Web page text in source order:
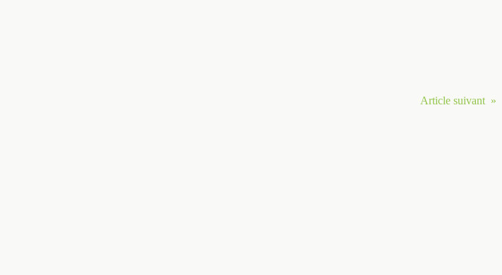
Article suivant »